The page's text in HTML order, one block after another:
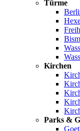
Türme
Kirchen
Parks &